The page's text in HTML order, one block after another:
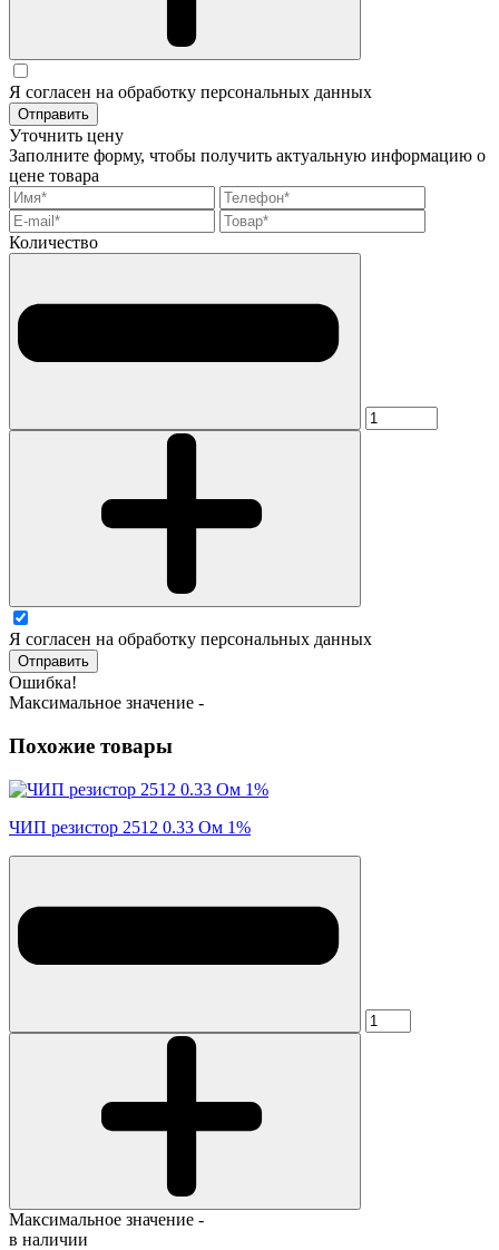
Я согласен на обработку персональных данных
Отправить
Уточнить цену
Заполните форму, чтобы получить актуальную информацию о
цене товара
Количество
Я согласен на обработку персональных данных
Отправить
Ошибка!
Максимальное значение -
Похожие товары
ЧИП резистор 2512 0.33 Ом 1%
Максимальное значение -
в наличии